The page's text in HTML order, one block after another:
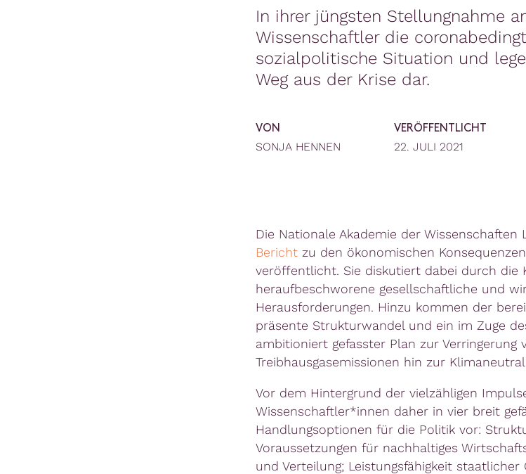
In ihrer jüngsten Stellungnahme
Wissenschaftler die
sozialpolitische Situation und
Weg aus der Krise dar.
VON
SONJA HENNEN
VERÖFFENTLICHT
22. JULI 2021
Die Nationale Akademie der Wissenschaften
Berichtzu den ökonomischen
veröffentlicht. Sie diskutiert dabei durch die
heraufbeschworene gesellschaftliche und
Herausforderungen. Hinzu kommen der
präsente Strukturwandel und ein im Zuge
ambitioniert gefasster Plan zur Verringerung
Treibhausgasemissionen hin zur
Vor dem Hintergrund der vielzähligen
Wissenschaftler*innen daher in vier breit
Handlungsoptionen für die Politik vor:
Voraussetzungen für nachhaltiges
und Verteilung; Leistungsfähigkeit staatlicher